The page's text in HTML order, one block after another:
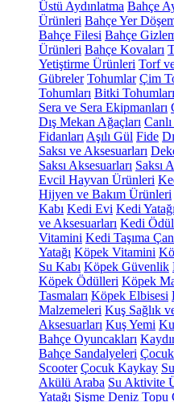
Üstü Aydınlatma Bahçe
Ürünleri Bahçe Yer
Bahçe Filesi Bahçe
Ürünleri Bahçe Kovaları
Yetiştirme Ürünleri Torf
Gübreler Tohumlar Çim
Tohumları Bitki Tohumları
Sera ve Sera Ekipmanları
Dış Mekan Ağaçları
Fidanları Aşılı Gül Fide
Saksı ve Aksesuarları
Saksı Aksesuarları Saksı
Evcil Hayvan Ürünleri
Hijyen ve Bakım Ürünleri
Kabı Kedi Evi Kedi Yatağı
ve Aksesuarları Kedi
Vitamini Kedi Taşıma
Yatağı Köpek Vitamini
Su Kabı Köpek Güvenlik
Köpek Ödülleri Köpek
Tasmaları Köpek Elbisesi
Malzemeleri Kuş Sağlık
Aksesuarları Kuş Yemi
Bahçe Oyuncakları
Bahçe Sandalyeleri
Scooter Çocuk Kaykay
Akülü Araba Su Aktivite
Yatağı Şişme Deniz Topu